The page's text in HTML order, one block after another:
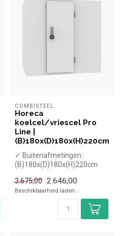
COMBISTEEL
Horeca
koelcel/vriescel Pro
Line |
(B)180x(D)180x(H)220cm
✓ Buitenafmetingen:
(B)180x(D)180x(H)220cm
(B)164x(D)164x(H...
3.675,00 2.646,00
Beschikbaarheid laden..